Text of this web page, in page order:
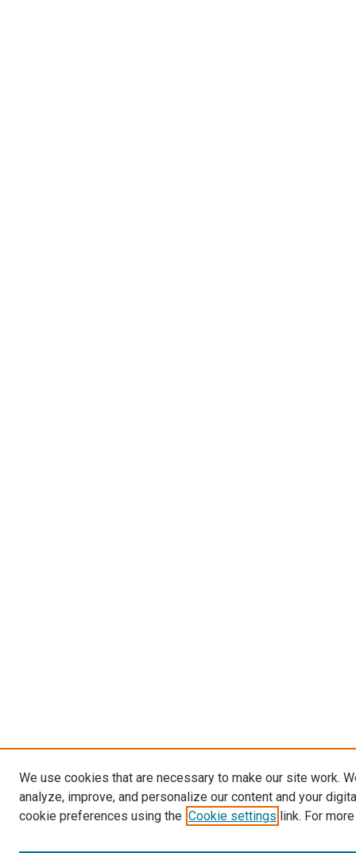
We use cookies that are necessary to make our site work.
analyze, improve, and personalize our content and your
cookie preferences using the Cookie settings link. For